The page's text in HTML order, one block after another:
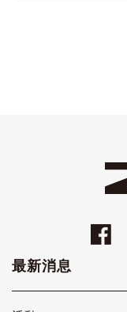
最新消息